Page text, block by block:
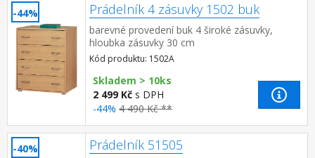
-44% Prádelník 4 zásuvky 1502 buk
barevné provedení buk 4 široké zásuvky,
hloubka zásuvky 30 cm
Kód produktu: 1502A
Skladem > 10ks
2 499 Kč s DPH
-44% 4 490 Kč **
-40% Prádelník 51505